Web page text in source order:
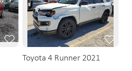
Toyota 4 Runner 2021